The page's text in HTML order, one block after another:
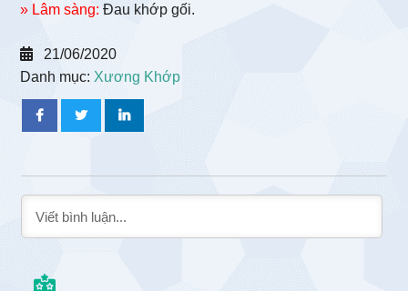
» Lâm sàng: Đau khớp gối.
21/06/2020
Danh mục: Xương Khớp